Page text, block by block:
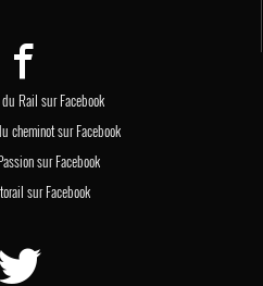
Rail sur Facebook
cheminot sur Facebook
sur Facebook
sur Facebook